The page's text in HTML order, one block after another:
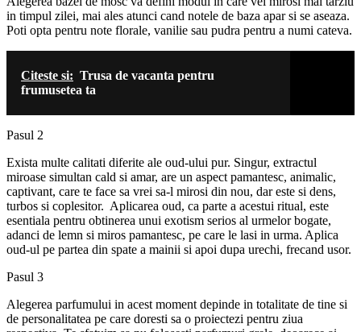
in timpul zilei, mai ales atunci cand notele de baza apar si se aseaza.
Poti opta pentru note florale, vanilie sau pudra pentru a numi cateva.
Citeste si: Trusa de vacanta pentru
frumusetea ta
Pasul 2
Exista multe calitati diferite ale oud-ului pur. Singur, extractul
miroase simultan cald si amar, are un aspect pamantesc, animalic,
captivant, care te face sa vrei sa-l mirosi din nou, dar este si dens,
turbos si coplesitor. Aplicarea oud, ca parte a acestui ritual, este
esentiala pentru obtinerea unui exotism serios al urmelor bogate,
adanci de lemn si miros pamantesc, pe care le lasi in urma. Aplica
oud-ul pe partea din spate a mainii si apoi dupa urechi, frecand usor.
Pasul 3
Alegerea parfumului in acest moment depinde in totalitate de tine si
de personalitatea pe care doresti sa o proiectezi pentru ziua